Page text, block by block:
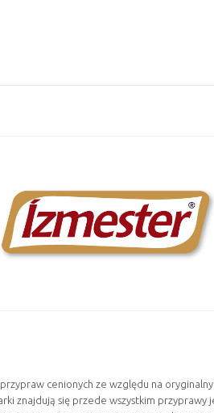
cenionych ze względu na
znajdują się przede wszystkim przyprawy